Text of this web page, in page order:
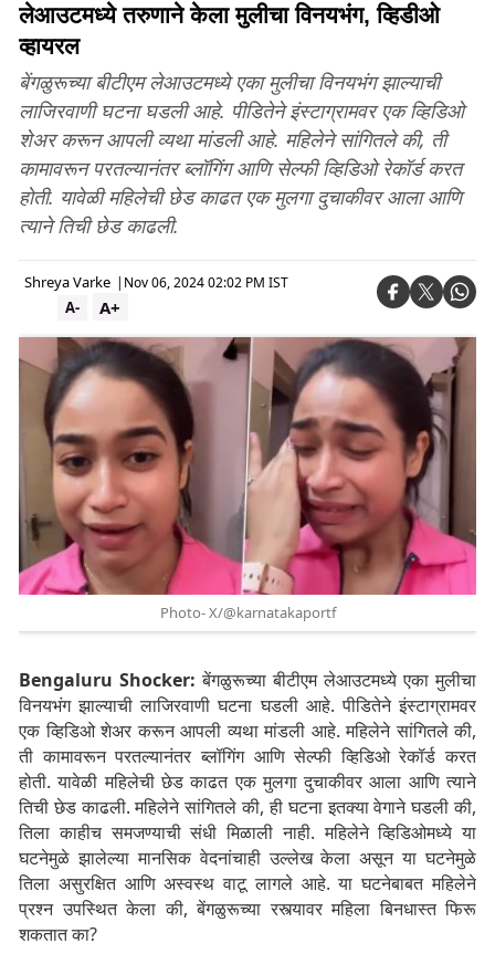
लेआउटमध्ये तरुणाने केला मुलीचा विनयभंग, व्हिडीओ
व्हायरल
बेंगळुरूच्या बीटीएम लेआउटमध्ये एका मुलीचा विनयभंग झाल्याची
लाजिरवाणी घटना घडली आहे. पीडितेने इंस्टाग्रामवर एक व्हिडिओ
शेअर करून आपली व्यथा मांडली आहे. महिलेने सांगितले की, ती
कामावरून परतल्यानंतर ब्लॉगिंग आणि सेल्फी व्हिडिओ रेकॉर्ड करत
होती. यावेळी महिलेची छेड काढत एक मुलगा दुचाकीवर आला आणि
त्याने तिची छेड काढली.
Shreya Varke | Nov 06, 2024 02:02 PM IST
A+
A-
Photo- X/@karnatakaportf
Bengaluru Shocker:बेंगळुरूच्या बीटीएम लेआउटमध्ये एका मुलीचा
विनयभंग झाल्याची लाजिरवाणी घटना घडली आहे. पीडितेने इंस्टाग्रामवर
एक व्हिडिओ शेअर करून आपली व्यथा मांडली आहे. महिलेने सांगितले की,
ती कामावरून परतल्यानंतर ब्लॉगिंग आणि सेल्फी व्हिडिओ रेकॉर्ड करत
होती.यावेळी महिलेची छेड काढत एक मुलगा दुचाकीवर आला आणि त्याने
तिची छेड काढली. महिलेने सांगितले की, ही घटना इतक्या वेगाने घडली की,
तिला काहीच समजण्याची संधी मिळाली नाही. महिलेने व्हिडिओमध्ये या
घटनेमुळे झालेल्या मानसिक वेदनांचाही उल्लेख केला असून या घटनेमुळे
तिला असुरक्षित आणि अस्वस्थ वाटू लागले आहे. या घटनेबाबत महिलेने
प्रश्न उपस्थित केला की, बेंगळुरूच्या रस्त्यावर महिला बिनधास्त फिरू
शकतात का?